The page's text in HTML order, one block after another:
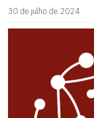
30 de julho de 2024